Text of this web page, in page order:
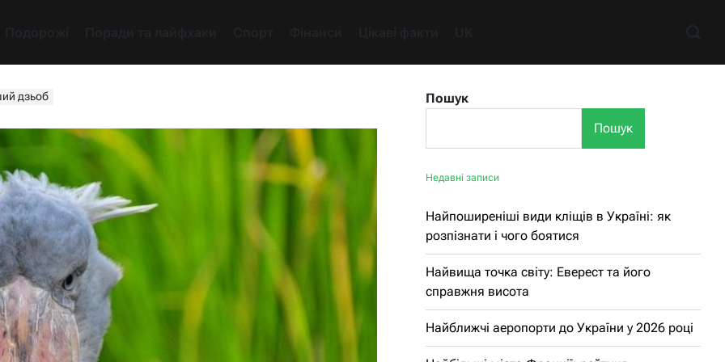
дзьоб
Пошук
Пошук
Недавні записи
Найпоширеніші види кліщів в Україні: як
розпізнати і чого боятися
Найвища точка світу: Еверест та його
справжня висота
Найближчі аеропорти до України у 2026 році